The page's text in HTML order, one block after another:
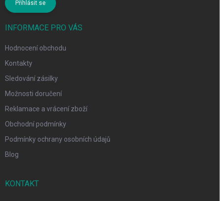
Přihlásit se
INFORMACE PRO VÁS
Hodnocení obchodu
Kontakty
Sledování zásilky
Možnosti doručení
Reklamace a vrácení zboží
Obchodní podmínky
Podmínky ochrany osobních údajů
Blog
KONTAKT